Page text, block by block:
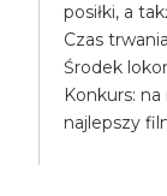
posiłki, a
Czas
Środek
Konkurs:
najlepszy